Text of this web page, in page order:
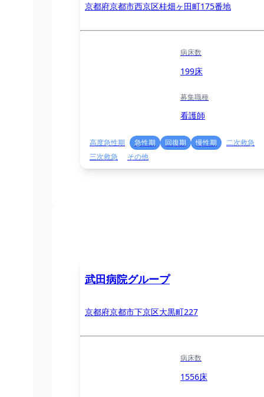
京都府京都市西京区桂畑ヶ田町175番地
病床数
199床
募集職種
看護師
高度急性期 急性期 回復期 慢性期
二次救急
三次救急
その他
武田病院グループ
京都府京都市下京区大黒町227
病床数
1556床